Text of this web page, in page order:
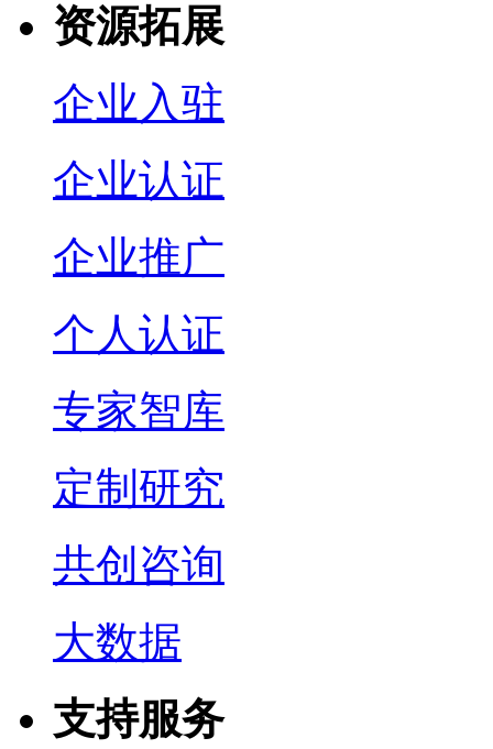
资源拓展
企业入驻
企业认证
企业推广
个人认证
专家智库
定制研究
共创咨询
大数据
支持服务